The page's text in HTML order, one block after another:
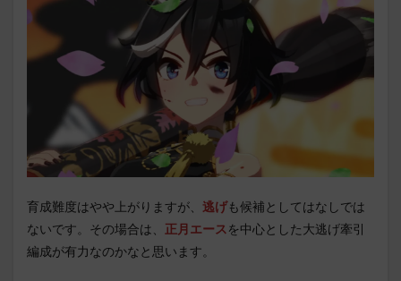
育成難度はやや上がりますが、 逃げも候補としてはなしでは
ないです。その場合は、 正月エース を中心とした大逃げ牽引
編成が有力なのかなと思います。